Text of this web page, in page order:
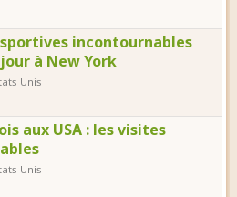
incontournables
à New York
Unis
aux USA : les visites
Unis